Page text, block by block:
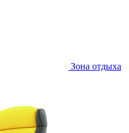
Зона отдыха